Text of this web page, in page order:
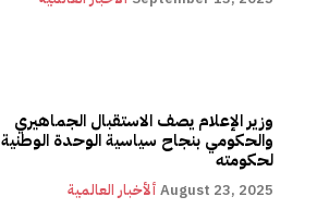
وزير الإعلام يصف الاستقبال الجماهيري
والحكومي بنجاح سياسية الوحدة الوطنية
لحكومته
ألأخبار العالمية August 23, 2025